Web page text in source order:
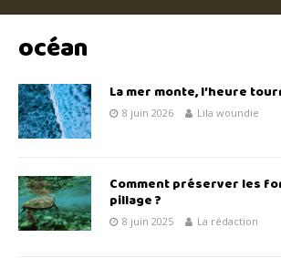
océan
La mer monte, l’heure
8 juin 2026 Lila woundie
Comment préserver les
pillage ?
8 juin 2025 La rédaction